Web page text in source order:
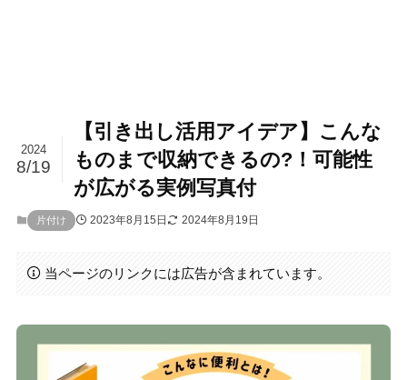
【引き出し活用アイデア】こんな
ものまで収納できるの?！可能性
が広がる実例写真付
2024
8/19
片付け 2023年8月15日 2024年8月19日
当ページのリンクには広告が含まれています。